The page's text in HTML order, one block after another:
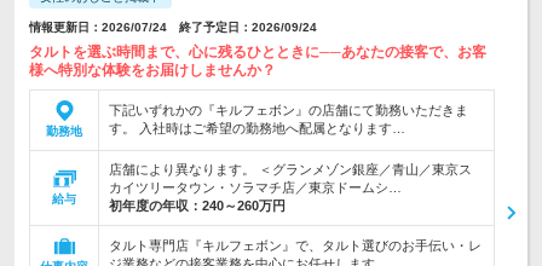
情報更新日：2026/07/24 終了予定日：2026/09/24
タルトを選ぶ時間まで、心に残るひとときに──あなたの接客で、お客
様へ特別な体験をお届けしませんか？
勤務地
下記いずれかの『キルフェボン』の店舗にて勤務いただきま
す。 入社時はご希望の勤務地へ配属となります…
給与
店舗により異なります。 ＜グランメゾン銀座／青山／東京ス
カイツリータウン・ソラマチ店／東京ドームシ…
初年度の年収： 240～260万円
タルト専門店『キルフェボン』で、タルト選びのお手伝い・レ